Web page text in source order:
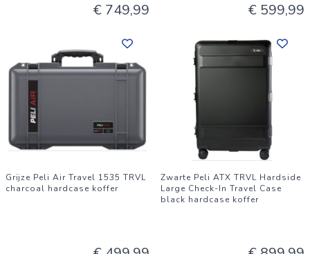
€ 749,99 € 599,99
Grijze Peli Air Travel 1535 TRVL
charcoal hardcase koffer
Zwarte Peli ATX TRVL Hardside
Large Check-In Travel Case
black hardcase koffer